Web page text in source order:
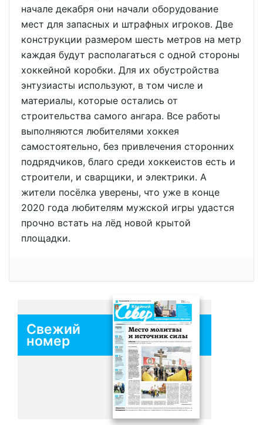
начале декабря они начали оборудование
мест для запасных и штрафных игроков. Две
конструкции размером шесть метров на метр
каждая будут располагаться с одной стороны
хоккейной коробки. Для их обустройства
энтузиасты используют, в том числе и
материалы, которые остались от
строительства самого ангара. Все работы
выполняются любителями хоккея
самостоятельно, без привлечения сторонних
подрядчиков, благо среди хоккеистов есть и
строители, и сварщики, и электрики. А
жители посёлка уверены, что уже в конце
2020 года любителям мужской игры удастся
прочно встать на лёд новой крытой
площадки.
Свежий
номер